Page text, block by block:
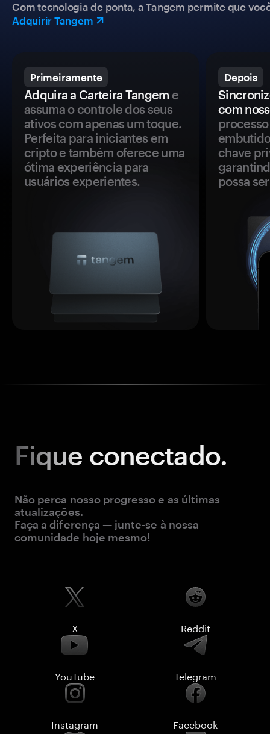
Com tecnologia de ponta, a Tangem permite que
Adquirir Tangem
Primeiramente
Adquira a Carteira Tangem e
assuma o controle dos seus
ativos com apenas um toque.
Perfeita para iniciantes em
cripto e também oferece uma
ótima experiência para
usuários experientes.
Depois
com
chave
possa
Fique conectado.
Não perca nosso progresso e as últimas
atualizações.
Faça a diferença — junte-se à nossa
comunidade hoje mesmo!
X Reddit
YouTube Telegram
Instagram Facebook